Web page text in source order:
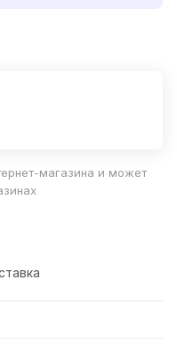
магазина и может